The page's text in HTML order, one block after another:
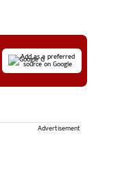
Add as a preferred
source on Google
Advertisement